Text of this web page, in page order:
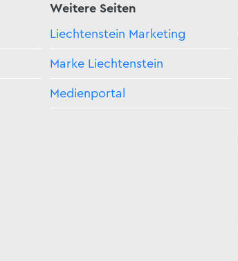
Weitere Seiten
Liechtenstein Marketing
Marke Liechtenstein
Medienportal